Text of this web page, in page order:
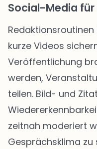
Social-Media für
kurze Videos
Veröffentlichung
werden,
teilen. Bild- und
zeitnah moderiert
Gesprächsklima zu